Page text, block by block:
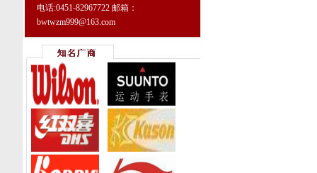
电话:0451-82967722 邮箱：
bwtwzm999@163.com